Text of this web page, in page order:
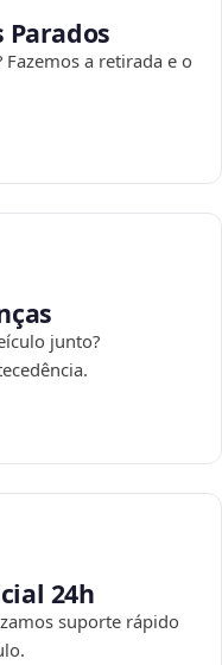
Parados
a retirada e o
junto?
24h
suporte rápido